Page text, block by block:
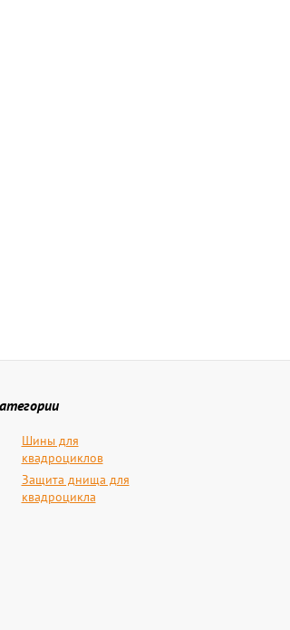
Шины для
квадроциклов
Защита днища для
квадроцикла